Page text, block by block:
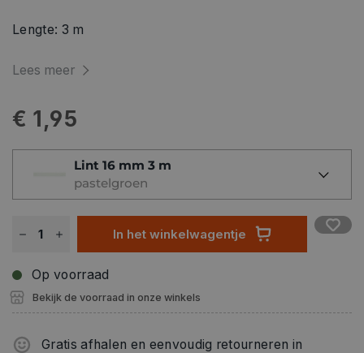
Lengte: 3 m
Lees meer
€ 1,95
Lint 16 mm 3 m
pastelgroen
In het winkelwagentje
Op voorraad
Bekijk de voorraad in onze winkels
Gratis afhalen en eenvoudig retourneren in